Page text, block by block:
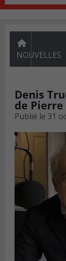
NOUVELLES
Denis
de
Publié le 31